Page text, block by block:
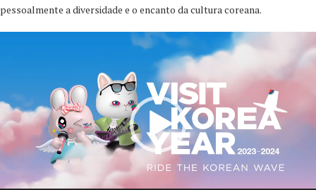
pessoalmente a diversidade e o encanto da cultura coreana.